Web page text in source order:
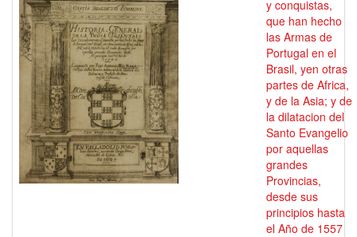
y conquistas,
que han hecho
las Armas de
Portugal en el
Brasil, yen otras
partes de Africa,
y de la Asia; y de
la dilatacion del
Santo Evangelio
por aquellas
grandes
Provincias,
desde sus
principios hasta
el Año de 1557